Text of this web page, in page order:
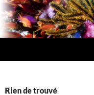
Rien de trouvé